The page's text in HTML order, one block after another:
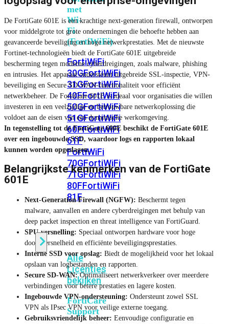
met
Wi-
Fi
(FortiWiFi)
FortiWiFi
30GFortiWiFi
31GFortiWiFi
40FFortiWiFi
50GFortiWiFi
51GFortiWiFi
60FFortiWiFi
61F
FortiWiFi
70GFortiWiFi
71GFortiWiFi
80FFortiWiFi
81F
Licentie
Alle
Licenties
bekijken
FortiCare
Support
De FortiGate 601E is een krachtige next-generation firewall, ontworpen
voor middelgrote tot grote ondernemingen die behoefte hebben aan
geavanceerde beveiliging en hoge netwerkprestaties. Met de nieuwste
Fortinet-technologieën biedt de FortiGate 601E uitgebreide
bescherming tegen moderne cyberdreigingen, zoals malware, phishing
en intrusies. Het apparaat ondersteunt uitgebreide SSL-inspectie, VPN-
beveiliging en Secure SD-WAN-functionaliteit voor efficiënt
netwerkbeheer. De FortiGate 601E is ideaal voor organisaties die willen
investeren in een veelzijdige en betrouwbare netwerkoplossing die
voldoet aan de eisen van een dynamische werkomgeving.
In tegenstelling tot de FortiGate 600E beschikt de FortiGate 601E
over een ingebouwde SSD, waardoor logs en rapporten lokaal
kunnen worden opgeslagen.
Belangrijkste kenmerken van de FortiGate
601E
Next-Generation Firewall (NGFW): Beschermt tegen
malware, aanvallen en andere cyberdreigingen met behulp van
deep packet inspection en threat intelligence van FortiGuard.
SPU-versnelling: Speciaal ontworpen hardware voor hoge
doorvoersnelheid en efficiënte beveiligingsprestaties.
Interne SSD voor opslag: Biedt de mogelijkheid voor het lokaal
opslaan van logbestanden en rapporten.
Secure SD-WAN:Optimaliseert netwerkverkeer over meerdere
verbindingen voor betere prestaties en lagere kosten.
Ingebouwde VPN-ondersteuning: Ondersteunt zowel SSL
VPN als IPsec VPN voor veilige externe toegang.
Gebruiksvriendelijk beheer: Eenvoudige configuratie en